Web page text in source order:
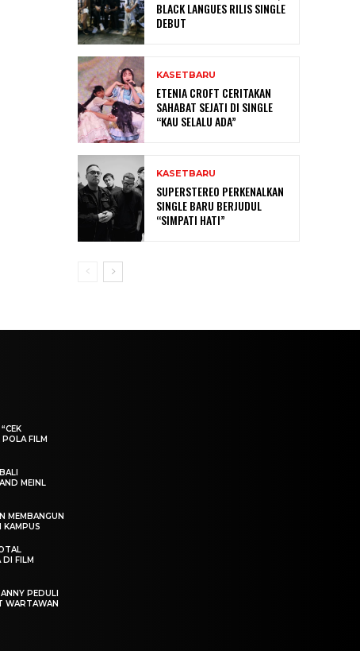
BLACK LANGUES RILIS SINGLE
DEBUT
KASETBARU
ETENIA CROFT CERITAKAN
SAHABAT SEJATI DI SINGLE
“KAU SELALU ADA”
KASETBARU
SUPERSTEREO PERKENALKAN
SINGLE BARU BERJUDUL
“SIMPATI HATI”
FILM
MEINL
MEMBANGUN
KAMPUS
DI FILM
PEDULI
WARTAWAN